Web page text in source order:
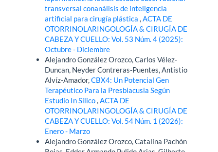
transversal conanálisis de inteligencia
artificial para cirugía plástica,ACTA DE
OTORRINOLARINGOLOGÍA & CIRUGÍA DE
CABEZA Y CUELLO: Vol. 53 Núm. 4 (2025):
Octubre - Diciembre
Alejandro González Orozco, Carlos Vélez-
Duncan, Neyder Contreras-Puentes, Antistio
Alvíz-Amador,CBX4: Un Potencial Gen
Terapéutico Para la Presbiacusia Según
Estudio In Silico,ACTA DE
OTORRINOLARINGOLOGÍA & CIRUGÍA DE
CABEZA Y CUELLO: Vol. 54 Núm. 1 (2026):
Enero - Marzo
Alejandro González Orozco, Catalina Pachón